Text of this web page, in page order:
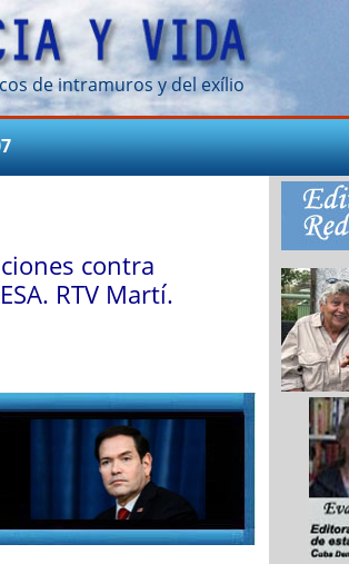
de intramuros y del exílio
contra
RTV Martí.